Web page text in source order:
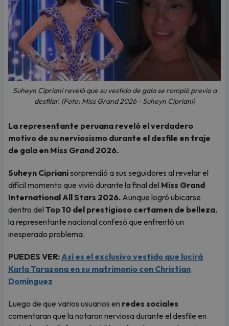
Suheyn Cipriani reveló que su vestido de gala se rompió previo a
desfilar. (Foto: Miss Grand 2026 - Suheyn Cipriani)
La representante peruana reveló el verdadero
motivo de su nerviosismo durante el desfile en traje
de gala en Miss Grand 2026.
Suheyn Ciprianisorprendió a sus seguidores al revelar el
difícil momento que vivió durante la final del Miss Grand
International All Stars 2026. Aunque logró ubicarse
dentro del Top 10 del prestigioso certamen de belleza,
la representante nacional confesó que enfrentó un
inesperado problema.
PUEDES VER:Así es el exclusivo vestido que lucirá
Karla Tarazona en su matrimonio con Christian
Domínguez
Luego de que varios usuarios en redes sociales
comentaran que la notaron nerviosa durante el desfile en